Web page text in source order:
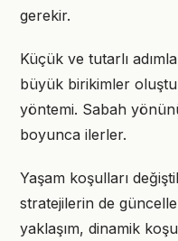
gerekir.
Küçük ve tutarlı
büyük birikimler
yöntemi. Sabah
boyunca ilerler.
Yaşam koşulları
stratejilerin de
yaklaşım, dinamik